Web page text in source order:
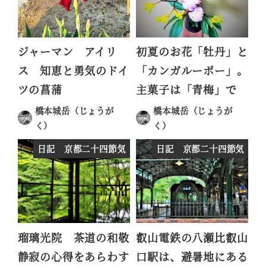
ジャーマン アイリ
ス 知恵と勇気のドイ
ツの菖蒲
橋本城岳（じょうが
く）
投稿日
初夏のお花「牡丹」と
「カンガルーポー」。
主菓子は「青梅」で
橋本城岳（じょうが
く）
投稿日
日記 京都二十四節気
瑠璃光院 茶道の和敬
静寂の心得をあらわす
日記 京都二十四節気
叡山電鉄の八瀬比叡山
口駅は、避暑地にある